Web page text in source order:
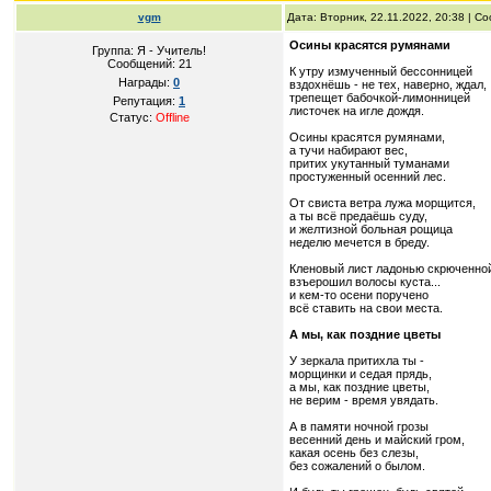
vgm Дата: Вторник, 22.11.2022, 20:38 |
Группа: Я - Учитель!
Сообщений: 21
Награды: 0
Репутация: 1
Статус: Offline
Осины красятся румянами
К утру измученный бессонницей
вздохнёшь - не тех, наверно, ждал,
трепещет бабочкой-лимонницей
листочек на игле дождя.
Осины красятся румянами,
а тучи набирают вес,
притих укутанный туманами
простуженный осенний лес.
От свиста ветра лужа морщится,
а ты всё предаёшь суду,
и желтизной больная рощица
неделю мечется в бреду.
Кленовый лист ладонью
взъерошил волосы куста...
и кем-то осени поручено
всё ставить на свои места.
А мы, как поздние цветы
У зеркала притихла ты -
морщинки и седая прядь,
а мы, как поздние цветы,
не верим - время увядать.
А в памяти ночной грозы
весенний день и майский гром,
какая осень без слезы,
без сожалений о былом.